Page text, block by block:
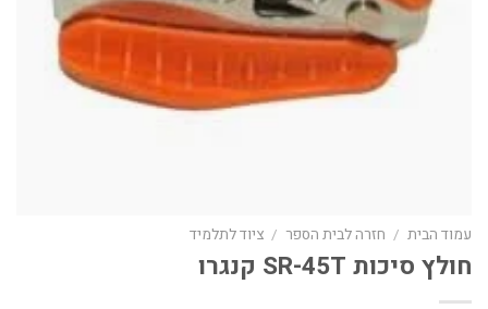
עמוד הבית / חזרה לבית הספר / ציוד לתלמיד
חולץ סיכות SR-45T קנגרו